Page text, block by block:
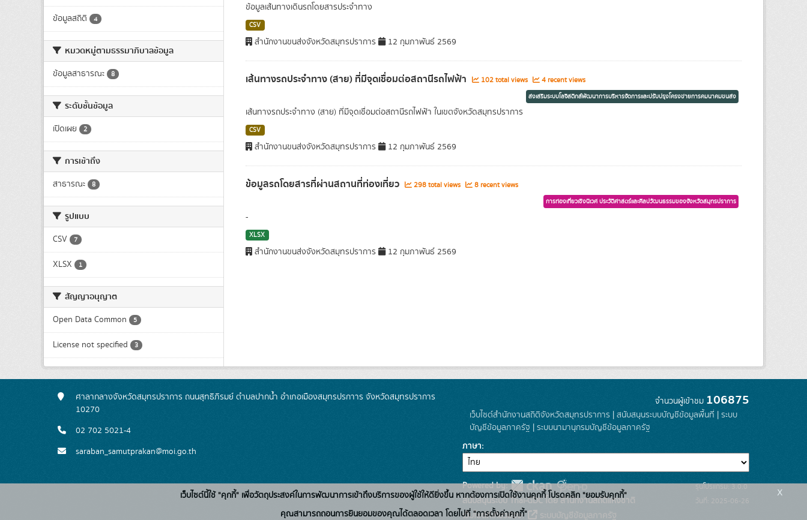
ข้อมูลสถิติ 4
หมวดหมู่ตามธรรมาภิบาลข้อมูล
ข้อมูลสาธารณะ 8
ระดับชั้นข้อมูล
เปิดเผย 2
การเข้าถึง
สาธารณะ 8
รูปแบบ
CSV 7
XLSX 1
สัญญาอนุญาต
Open Data Common 5
License not specified 3
ข้อมูลเส้นทางเดินรถโดยสารประจำทาง
CSV
สำนักงานขนส่งจังหวัดสมุทรปราการ 12 กุมภาพันธ์ 2569
เส้นทางรถประจำทาง (สาย) ที่มีจุดเชื่อมต่อสถานีรถไฟฟ้า 102 total views 4 recent views
ส่งเสริมระบบโลจิสติกส์พัฒนาการบริหารจัดการและปรับปรุงโครงข่ายการคมนาคมขนส่ง
เส้นทางรถประจำทาง (สาย) ที่มีจุดเชื่อมต่อสถานีรถไฟฟ้า ในเขตจังหวัดสมุทรปราการ
CSV
สำนักงานขนส่งจังหวัดสมุทรปราการ 12 กุมภาพันธ์ 2569
ข้อมูลรถโดยสารที่ผ่านสถานที่ท่องเที่ยว 298 total views 8 recent views
การท่องเที่ยวเชิงนิเวศ ประวัติศาสตร์และศิลปวัฒนธรรมของจังหวัดสมุทรปราการ
-
XLSX
สำนักงานขนส่งจังหวัดสมุทรปราการ 12 กุมภาพันธ์ 2569
ศาลากลางจังหวัดสมุทรปราการ ถนนสุทธิภิรมย์ ตำบลปากน้ำ อำเภอเมืองสมุทรปรกาาร จังหวัดสมุทรปราการ
10270
02 702 5021-4
saraban_samutprakan@moi.go.th
จำนวนผู้เข้าชม 106875
เว็บไซต์สำนักงานสถิติจังหวัดสมุทรปราการ | สนับสนุนระบบบัญชีข้อมูลพื้นที่ | ระบบ
บัญชีข้อมูลภาครัฐ | ระบบนามานุกรมบัญชีข้อมูลภาครัฐ
ภาษา
Powered by:
สนับสนุนระบบ Thai-GDC โดย สำนักงานสถิติแห่งชาติ
เว็บไซต์ที่เกี่ยวข้อง:
รุ่นโปรแกรม: 3.0.0
วันที่: 2025-06-26
เว็บไซต์นี้ใช้ "คุกกี้" เพื่อวัตถุประสงค์ในการพัฒนาการเข้าถึงบริการของผู้ใช้ให้ดียิ่งขึ้น หากต้องการเปิดใช้งานคุกกี้ โปรดคลิก "ยอมรับคุกกี้"
คุณสามารถถอนการยินยอมของคุณได้ตลอดเวลา โดยไปที่ "การตั้งค่าคุกกี้"
x